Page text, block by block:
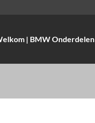
| BMW Onderdelen